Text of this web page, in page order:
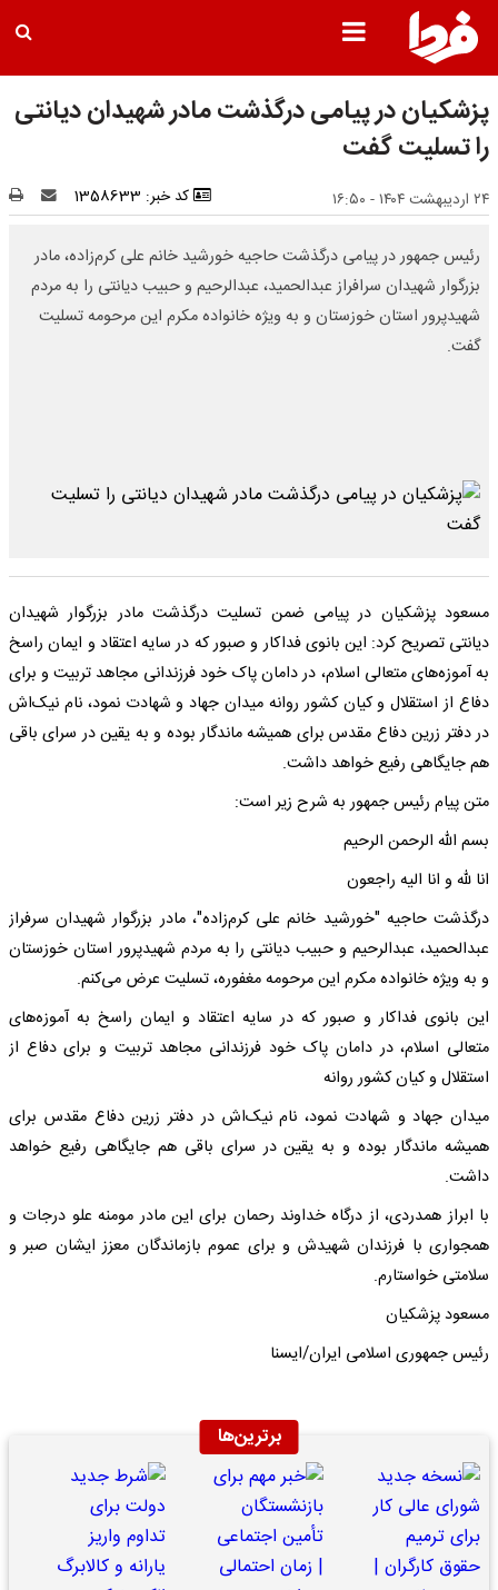
پزشکیان در پیامی درگذشت مادر شهیدان دیانتی
را تسلیت گفت
۲۴ اردیبهشت ۱۴۰۴ - ۱۶:۵۰ کد خبر: 1358633
رئیس جمهور در پیامی درگذشت حاجیه خورشید خانم علی کرم‌زاده، مادر
بزرگوار شهیدان سرافراز عبدالحمید، عبدالرحیم و حبیب دیانتی را به مردم
شهیدپرور استان خوزستان و به ویژه خانواده مکرم این مرحومه تسلیت
گفت.
مسعود پزشکیان در پیامی ضمن تسلیت درگذشت مادر بزرگوار شهیدان
دیانتی تصریح کرد: این بانوی فداکار و صبور که در سایه اعتقاد و ‌ایمان راسخ
به آموزه‌های متعالی اسلام، در دامان پاک خود فرزندانی مجاهد تربیت و برای
دفاع از استقلال و کیان کشور روانه میدان جهاد و شهادت نمود، نام نیک‌اش
در دفتر زرین دفاع مقدس برای همیشه ماندگار بوده و به یقین در سرای باقی
هم جایگاهی رفیع خواهد داشت.
متن پیام رئیس جمهور به شرح زیر است:
بسم الله الرحمن الرحیم
انا لله و انا الیه راجعون
درگذشت حاجیه "خورشید خانم علی کرم‌زاده"، مادر بزرگوار شهیدان سرفراز
عبدالحمید، عبدالرحیم و حبیب دیانتی را به مردم شهیدپرور استان خوزستان
و به ویژه خانواده مکرم این مرحومه مغفوره، تسلیت عرض می‌کنم.
این بانوی فداکار و صبور که در سایه اعتقاد و ‌ایمان راسخ به آموزه‌های
متعالی اسلام، در دامان پاک خود فرزندانی مجاهد تربیت و برای دفاع از
استقلال و کیان کشور روانه
میدان جهاد و شهادت نمود، نام نیک‌اش در دفتر زرین دفاع مقدس برای
همیشه ماندگار بوده و به یقین در سرای باقی هم جایگاهی رفیع خواهد
داشت.
با ابراز همدردی، از درگاه خداوند رحمان برای این مادر مومنه علو درجات و
همجواری با فرزندان شهیدش و برای عموم بازماندگان معزز ایشان صبر و
سلامتی خواستارم.
مسعود پزشکیان
رئیس جمهوری اسلامی ایران/ایسنا
برترین‌ها